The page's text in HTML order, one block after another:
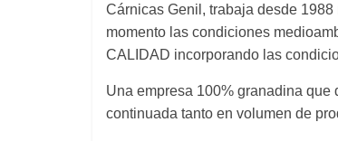
Cárnicas Genil, trabaja desde
momento las condiciones
CALIDAD incorporando las
Una empresa 100% granadina
continuada tanto en volumen de